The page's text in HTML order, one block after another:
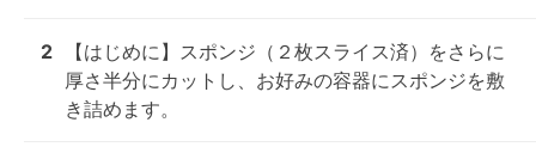
2
【はじめに】スポンジ（２枚スライス済）をさらに
厚さ半分にカットし、お好みの容器にスポンジを敷
き詰めます。